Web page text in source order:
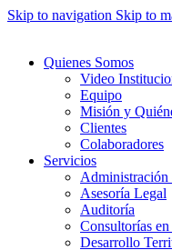
Skip to navigation Skip to
Quienes Somos
Video
Equipo
Misión y
Clientes
Colaboradores
Servicios
Administración
Asesoría Legal
Auditoría
Consultorías
Desarrollo